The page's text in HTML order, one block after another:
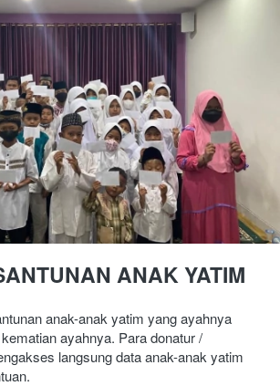
ANAK YATIM
anak-anak yatim yang ayahnya
ayahnya. Para donatur /
langsung data anak-anak yatim